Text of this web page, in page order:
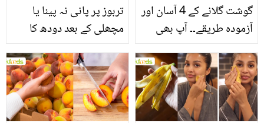
تربوز پر پانی نہ پینا یا
مچھلی کے بعد دودھ کا
سے متعلق غلط فہمیوں کی
حقیقت کیا ہے اور افواہ
کیا؟
گوشت گلانے کے 4 آسان اور
آزمودہ طریقے۔۔ آپ بھی
بتائے راز